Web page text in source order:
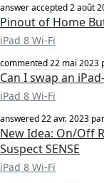
answer accepted2 août
Pinout of Home
iPad 8 Wi-Fi
commented22 mai 2023
Can I swap an
iPad 8 Wi-Fi
answered22 avr. 2023 par
New Idea: On/Off
Suspect SENSE
iPad 8 Wi-Fi